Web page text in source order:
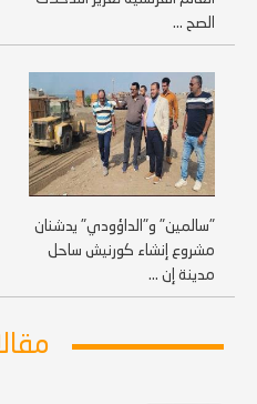
الصح ...
"سالمين" و"الداؤودي" يدشنان
مشروع إنشاء كورنيش ساحل
مدينة إن ...